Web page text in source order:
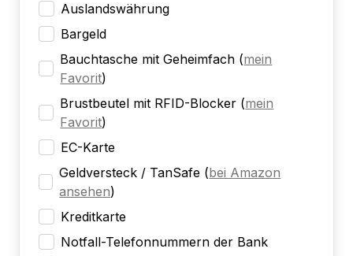
Auslandswährung
Bargeld
Bauchtasche mit Geheimfach (mein
Favorit)
Brustbeutel mit RFID-Blocker (mein
Favorit)
EC-Karte
Geldversteck / TanSafe (bei Amazon
ansehen)
Kreditkarte
Notfall-Telefonnummern der Bank